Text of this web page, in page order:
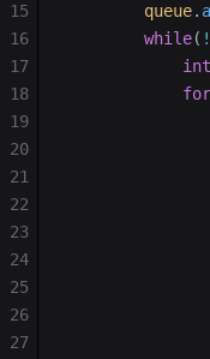
        queue
.
        while
( !
            int
            for
15
16
17
18
19
20
21
22
23
24
25
26
27